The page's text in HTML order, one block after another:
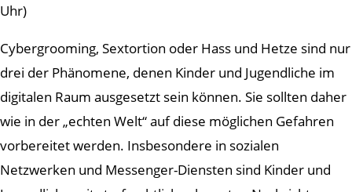
Uhr)
Cybergrooming, Sextortion oder Hass und Hetze sind nur
drei der Phänomene, denen Kinder und Jugendliche im
digitalen Raum ausgesetzt sein können. Sie sollten daher
wie in der „echten Welt“ auf diese möglichen Gefahren
vorbereitet werden. Insbesondere in sozialen
Netzwerken und Messenger-Diensten sind Kinder und